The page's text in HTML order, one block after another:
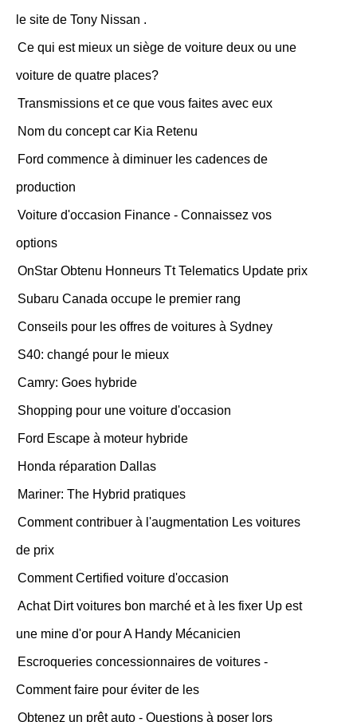
le site de Tony Nissan .
Ce qui est mieux un siège de voiture deux ou une
voiture de quatre places?
Transmissions et ce que vous faites avec eux
Nom du concept car Kia Retenu
Ford commence à diminuer les cadences de
production
Voiture d'occasion Finance - Connaissez vos
options
OnStar Obtenu Honneurs Tt Telematics Update prix
Subaru Canada occupe le premier rang
Conseils pour les offres de voitures à Sydney
S40: changé pour le mieux
Camry: Goes hybride
Shopping pour une voiture d'occasion
Ford Escape à moteur hybride
Honda réparation Dallas
Mariner: The Hybrid pratiques
Comment contribuer à l'augmentation Les voitures
de prix
Comment Certified voiture d'occasion
Achat Dirt voitures bon marché et à les fixer Up est
une mine d'or pour A Handy Mécanicien
Escroqueries concessionnaires de voitures -
Comment faire pour éviter de les
Obtenez un prêt auto - Questions à poser lors